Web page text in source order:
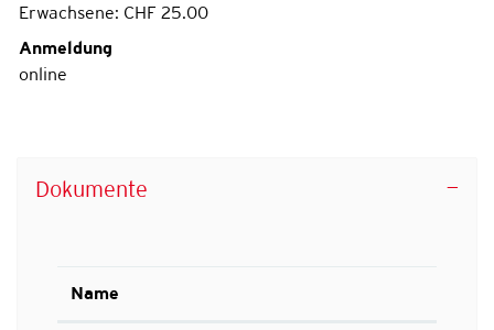
Erwachsene: CHF 25.00
Anmeldung
online
Dokumente
Name